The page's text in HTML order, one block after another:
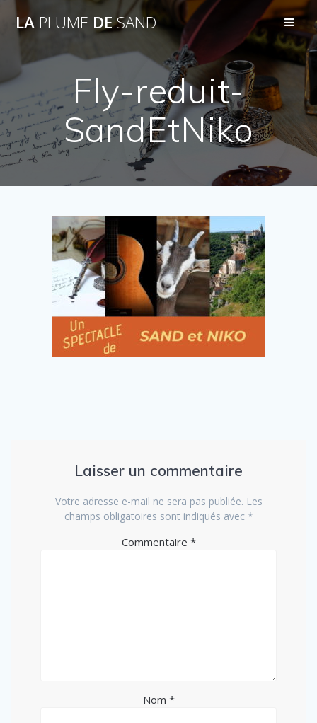
Passer
contenu
LA PLUME DESAND
Fly-reduit-
SandEtNiko
Laisser un commentaire
Votre adresse e-mail ne sera pas publiée. Les
champs obligatoires sont indiqués avec *
Commentaire *
Nom *